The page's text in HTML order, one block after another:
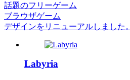
話題のフリーゲーム
ブラウザゲーム
デザインをリニューアルしました。
Labyria